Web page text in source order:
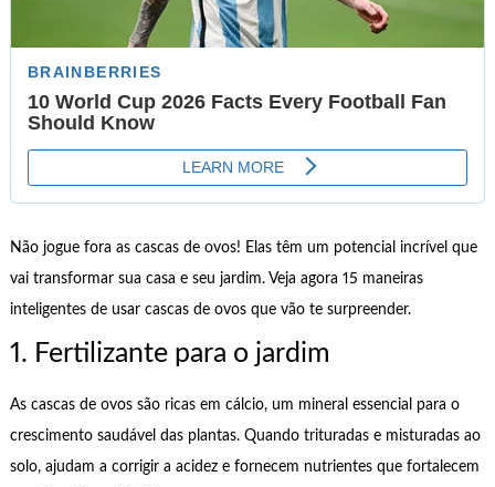
Não jogue fora as cascas de ovos! Elas têm um potencial incrível que
vai transformar sua casa e seu jardim. Veja agora 15 maneiras
inteligentes de usar cascas de ovos que vão te surpreender.
1. Fertilizante para o jardim
As cascas de ovos são ricas em cálcio, um mineral essencial para o
crescimento saudável das plantas. Quando trituradas e misturadas ao
solo, ajudam a corrigir a acidez e fornecem nutrientes que fortalecem